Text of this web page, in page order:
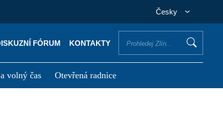
Česky
FÓRUM KONTAKTY
volný čas Otevřená radnice